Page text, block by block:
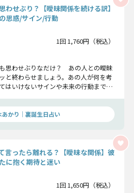
わせぶり？【曖昧関係を続ける訳】
思惑/サイン/行動
1回 1,760円（税込）
思わせぶりなだけ？ あの人との曖昧
と終わらせましょう。あの人が何を考
はいけないサインや未来の行動まで、
あかり｜裏誕生日占い
言ったら離れる？【曖昧な関係】彼
に抱く期待と迷い
1回 1,650円（税込）